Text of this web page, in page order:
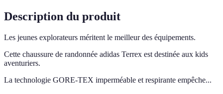
Description du produit
Les jeunes explorateurs méritent le meilleur des équipements.
Cette chaussure de randonnée adidas Terrex est destinée aux kids
aventuriers.
La technologie GORE-TEX imperméable et respirante empêche...